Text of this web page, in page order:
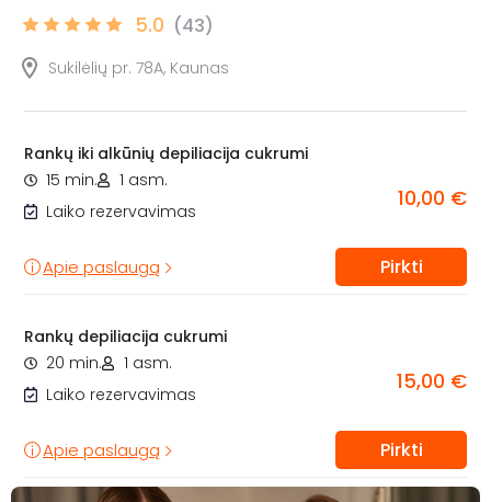
5.0 (43)
Sukilėlių pr. 78A, Kaunas
Rankų iki alkūnių depiliacija cukrumi
15 min.
1 asm.
Laiko rezervavimas
10,00 €
Apie paslaugą Pirkti
Rankų depiliacija cukrumi
20 min.
1 asm.
Laiko rezervavimas
15,00 €
Apie paslaugą Pirkti